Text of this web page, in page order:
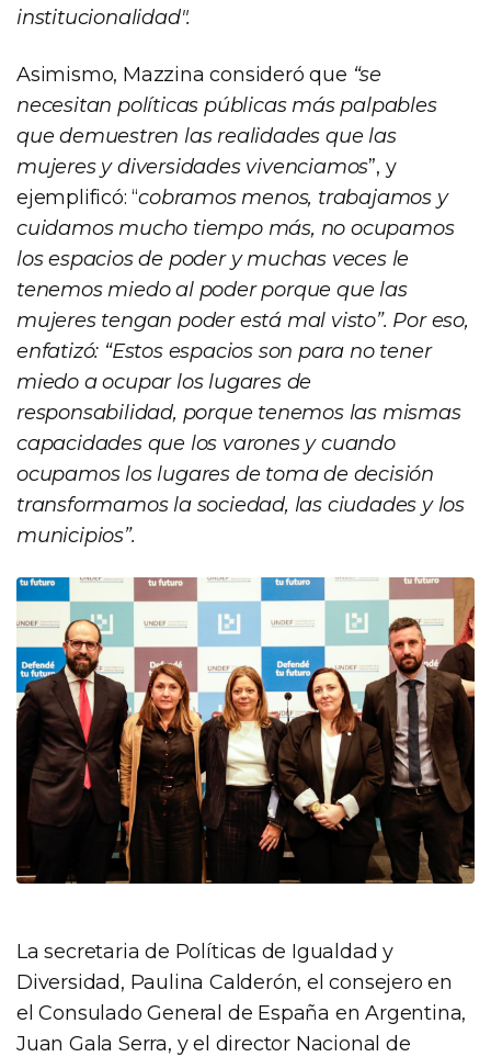
institucionalidad".
Asimismo, Mazzina consideró que “se
necesitan políticas públicas más palpables
que demuestren las realidades que las
mujeres y diversidades vivenciamos”, y
ejemplificó: “cobramos menos, trabajamos y
cuidamos mucho tiempo más, no ocupamos
los espacios de poder y muchas veces le
tenemos miedo al poder porque que las
mujeres tengan poder está mal visto”. Por eso,
enfatizó: “Estos espacios son para no tener
miedo a ocupar los lugares de
responsabilidad, porque tenemos las mismas
capacidades que los varones y cuando
ocupamos los lugares de toma de decisión
transformamos la sociedad, las ciudades y los
municipios”.
La secretaria de Políticas de Igualdad y
Diversidad, Paulina Calderón, el consejero en
el Consulado General de España en Argentina,
Juan Gala Serra, y el director Nacional de